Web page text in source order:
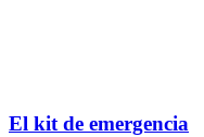
El kit de emergencia